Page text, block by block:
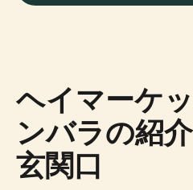
ヘイマーケ
ンバラの紹
玄関口